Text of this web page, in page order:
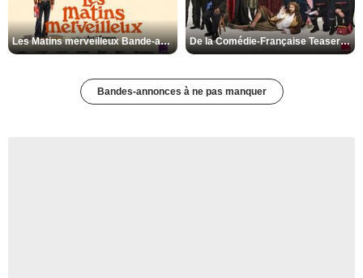
Les Matins merveilleux Bande-annonce VF De la Comédie-Française Teaser VF
Bandes-annonces à ne pas manquer